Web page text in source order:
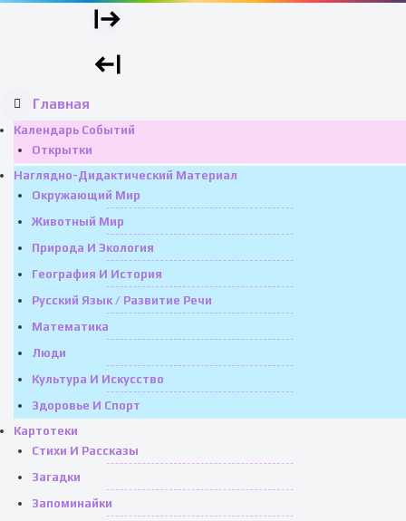
Главная
Календарь Событий
Открытки
Наглядно-Дидактический Материал
Окружающий Мир
Животный Мир
Природа И Экология
География И История
Русский Язык / Развитие Речи
Математика
Люди
Культура И Искусство
Здоровье И Спорт
Картотеки
Стихи И Рассказы
Загадки
Запоминайки